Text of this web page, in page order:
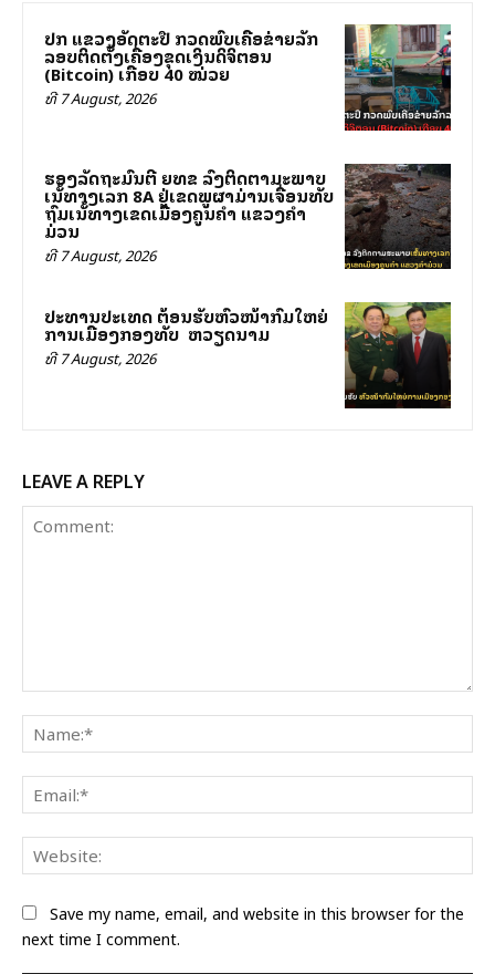
ປກສ ແຂວງອັດຕະປື ກວດພົບເຄືອຂ່າຍລັກ
ລອບຕິດຕັ້ງເຄື່ອງຂຸດເງິນດິຈິຕອນ
(Bitcoin) ເກືອບ 40 ໝ່ວຍ
ທີ 7 August, 2026
ຮອງລັດຖະມົນຕີ ຍທຂ ລົງຕິດຕາມສະພາບ
ເສັ້ນທາງເລກ 8A ຢູ່ເຂດພູຜາມ່ານເຈື່ອນທັບ
ຖົມເສັ້ນທາງເຂດເມືອງຄູນຄໍາ ແຂວງຄໍາ
ມ່ວນ
ທີ 7 August, 2026
ປະທານປະເທດ ຕ້ອນຮັບຫົວໜ້າກົມໃຫຍ່
ການເມືອງກອງທັບ ສສ ຫວຽດນາມ
ທີ 7 August, 2026
LEAVE A REPLY
Save my name, email, and website in this browser for the
next time I comment.